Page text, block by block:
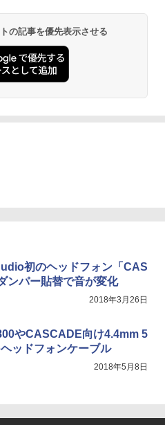
の記事を優先表示させる
初のヘッドフォン「CAS
ンパー貼替で音が変化
2018年3月26日
やCASCADE向け4.4mm 5
ッドフォンケーブル
2018年5月8日